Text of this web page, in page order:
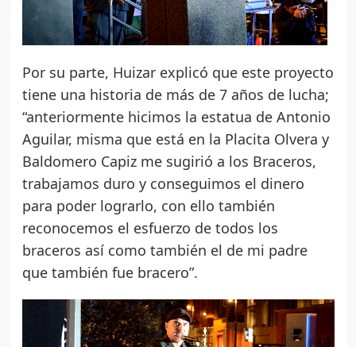
Por su parte, Huizar explicó que este proyecto
tiene una historia de más de 7 años de lucha;
“anteriormente hicimos la estatua de Antonio
Aguilar, misma que está en la Placita Olvera y
Baldomero Capiz me sugirió a los Braceros,
trabajamos duro y conseguimos el dinero
para poder lograrlo, con ello también
reconocemos el esfuerzo de todos los
braceros así como también el de mi padre
que también fue bracero”.